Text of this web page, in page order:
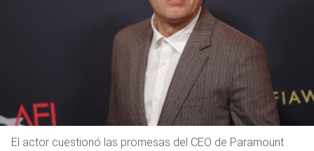
El actor cuestionó las promesas del CEO de Paramount